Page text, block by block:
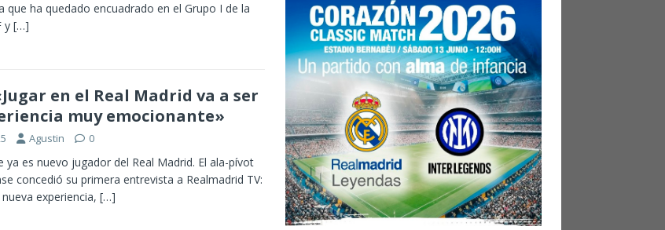
que ha quedado encuadrado en el Grupo I de la
y […]
en el Real Madrid va a ser
muy emocionante»
Agustin 0
ya es nuevo jugador del Real Madrid. El ala-pívot
concedió su primera entrevista a Realmadrid TV:
experiencia, […]